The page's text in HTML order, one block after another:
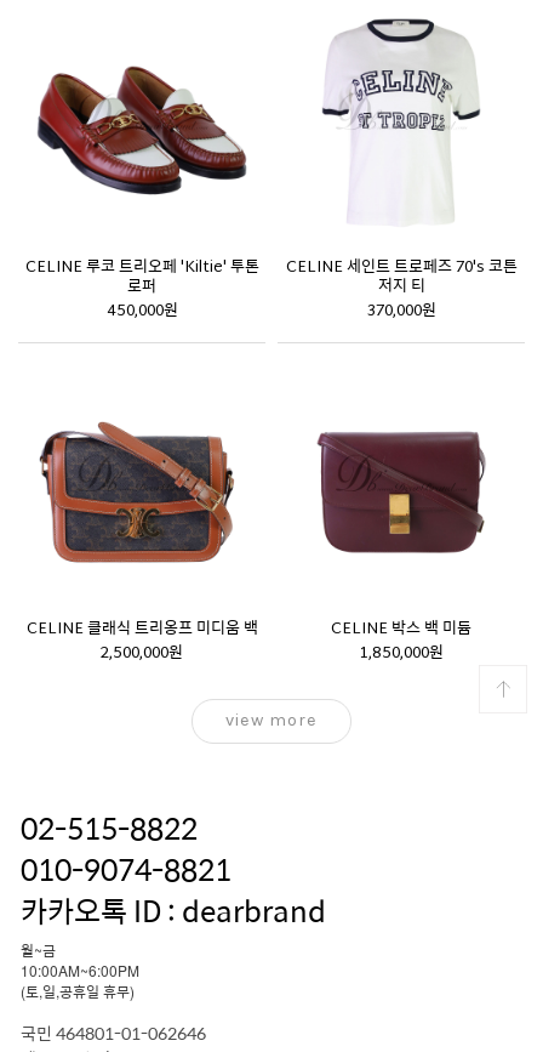
CELINE 루코 트리오페 'Kiltie' 투톤
로퍼
450,000원
CELINE 세인트 트로페즈 70's 코튼
저지 티
370,000원
CELINE 클래식 트리옹프 미디움 백
2,500,000원
CELINE 박스 백 미듐
1,850,000원
view more
02-515-8822
010-9074-8821
카카오톡 ID : dearbrand
월~금
10:00AM~6:00PM
(토,일,공휴일 휴무)
국민 464801-01-062646